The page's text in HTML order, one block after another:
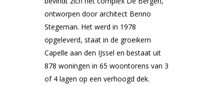
ontworpen door architect Benno
Stegeman. Het werd in 1978
opgeleverd, staat in de groeikern
Capelle aan den IJssel en bestaat uit
878 woningen in 65 woontorens van 3
of 4 lagen op een verhoogd dek.